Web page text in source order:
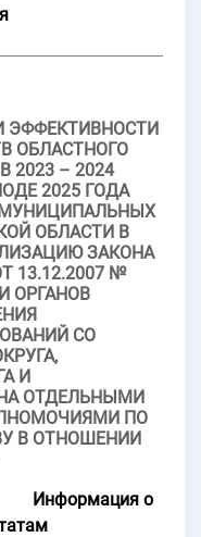
ЭФФЕКТИВНОСТИ
ОБЛАСТНОГО
– 2024
2025 ГОДА
ОБЛАСТИ В
ЗАКОНА
13.12.2007 №
ОРГАНОВ
СО
И
ОТДЕЛЬНЫМИ
ПО
В ОТНОШЕНИИ
Информация о